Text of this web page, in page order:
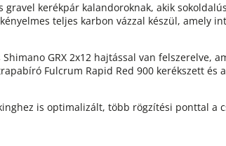
gravel kerékpár kalandoroknak, akik
teljes karbon vázzal készül, amely
GRX 2x12 hajtással van felszerelve,
Fulcrum Rapid Red 900 kerékszett
is optimalizált, több rögzítési ponttal a